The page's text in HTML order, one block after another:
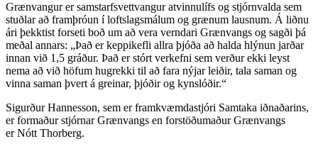
Grænvangur er samstarfsvettvangur atvinnulífs og stjórnvalda sem
stuðlar að framþróun í loftslagsmálum og grænum lausnum. Á liðnu
ári þekktist forseti boð um að vera verndari Grænvangs og sagði þá
meðal annars: „Það er keppikefli allra þjóða að halda hlýnun jarðar
innan við 1,5 gráður. Það er stórt verkefni sem verður ekki leyst
nema að við höfum hugrekki til að fara nýjar leiðir, tala saman og
vinna saman þvert á greinar, þjóðir og kynslóðir.“​​​​‌ ‍ ​‍​‍‌‍ ‌ ​‍‌‍‍‌‌‍‌ ‌‍‍‌‌‍ ‍​‍​‍​ ‍‍​‍​‍‌ ​ ‌‍​‌‌‍ ‍‌‍‍‌‌ ‌​‌ ‍‌​‍ ‍‌‍‍‌‌‍ ​‍​‍​‍ ​​‍​‍‌‍‍​‌ ​‍‌‍‌‌‌‍‌‍​‍​‍​ ‍‍​‍​‍‌‍‍​‌ ‌​‌ ‌​‌ ​​‌ ​ ​‍ ​‍ ‌‍‌‍‌‍ ‌ ​‍‌ ​ ‌‍‌‌‌ ‌​‌‍‍‌​‍ ‌‌‍‍‌‌ ​ ‌‍ ​‌‍​‌‌‍ ‍‌‍‌​‌ ​ ​‍ ‍‌ ‌‍‌‍‌‌‌ ​‍‌‍​ ‌‍‌‌‌‍ ​​‍ ‍‌‍​‌‌ ​​‌ ​​​‍ ‌ ​ ‌ ‌​‌ ‌‌‌‍‌​‌‍‍‌‌‍ ​‍ ‌‍‍‌‌‍ ‍‌ ‌​‌‍‌‌‌‍ ‍‌ ‌​​‍ ‌‍‌‌‌‍‌​‌‍‍‌‌ ‌​​‍ ‌‍ ‌‌‍ ‌‍‌​‌‍‌‌​ ‌‌ ​​‌ ​‍‌‍‌‌‌ ​ ‌‍‌‌‌‍ ‍‌ ‌​‌‍​‌‌ ‌​‌‍‍‌‌‍ ‌‍ ‍​ ‍ ‌‍‍‌‌‍‌​​ ‌​ ‌​​ ​​‌‍‌ ‌​‌‍‌​‍‍‌​‍‌‌​‌​‌ ​ ‌‍​ ‌‍ ‍‌‍‌‍‌‌‍‌‌​‌‌‌​‌‍‌‌‌​‌​‍‍‌‌​‌‌‌‌‌‌​‍‌‌​‌​‌‌‌‍‌‌‌‌​ ‍ ‌ ‌​‌ ‍‌‌ ​​‌‍‌‌​ ‌‌‍ ‍‌‍‌‌‌ ‌ ‌ ​ ​ ‍ ‌ ​​‌‍​‌‌ ‌​‌‍‍​​ ‌‌ ​​‌‍​‌‌‍‌ ‌‍‌‌‌​​‍‌ ‌‌‌‍‍‌‌‍ ​‌‍‌​‌‍‌‌‌ ​‍​‍‌‌​ ‌‌‌​​‍‌‌ ‌‍‍ ‌‍‌‌‌ ‍‌​‍‌‌​ ​ ‌​‌​​‍‌‌​ ​ ‌​‌​​‍‌‌​ ​‍​ ​‍‌ ​‍‌‍‍‌‌‍​ ‌‍‍​‌ ‌​‌‍‌‌‌ ‍​‌ ‌​​‍ ‌​ ​‍​ ‍​‌‍‌‌‌‍ ‌‍​ ​ ‌ ​ ​‍​ ‌​‌ ‌​​‍‌‌​ ​‍​ ​‍​‍‌‌​ ‌‌‌​‌​​‍ ‍‌‍​ ‌‍ ‌‍ ‍‌ ‌​‌‍‌‌‌‍ ‍‌ ‌​​‍‌‌​ ‌‌‌​​‍‌‌ ‌‍‍ ‌‍‌‌‌ ‍‌​‍‌‌​ ​ ‌​‌​​‍‌‌​ ​ ‌​‌​​‍‌‌​ ​‍​ ​‍‌‍‌‌​ ‌ ​ ‌‍‌‍‌‌‌‍​‌‌‍‌‌‌‍​ ​ ​ ‌‍‌​‌‍​ ​ ​‌‌‍‌‌​‍‌‌​ ​‍​ ​‍​‍‌‌​ ‌‌‌​‌​​‍ ‍‌‍​ ‌‍‍​‌‍‍‌‌‍ ​‌‍‌​‌ ​‍‌‍‌‌‌‍ ‍​‍‌‌​ ‌‌‌​​‍‌‌ ‌‍‍ ‌‍‌‌‌ ‍‌​‍‌‌​ ​ ‌​‌​​‍‌‌​ ​ ‌​‌​​‍‌‌​ ​‍​ ​‍‌‍​‌​ ​‍​ ​‌‌‍​‌‌‍‌​​ ‌​​ ‌​‌‍​‌​ ​‍‌‍​‌‌‍‌‌‌‍‌​​‍‌‌​ ​‍​ ​‍​‍‌‌​ ‌‌‌​‌​​‍ ‍‌ ‌​‌‍‌‌‌ ‍​‌ ‌​​ ‌‍​‍‌‍​‌‌ ​ ‌‍‌‌‌‌‌‌‌ ​‍‌‍ ​​ ‌‌‍‍​‌ ‌​‌ ‌​‌ ​​‌ ​ ​‍‌‌​ ​‍‌​‌‍​‍‌‌​ ​‍‌​‌‍‌‍‌‍‌‍ ‌ ​‍‌ ​ ‌‍‌‌‌ ‌​‌‍‍‌​‍ ‌‌‍‍‌‌ ​ ‌‍ ​‌‍​‌‌‍ ‍‌‍‌​‌ ​ ​‍ ‍‌ ‌‍‌‍‌‌‌ ​‍‌‍​ ‌‍‌‌‌‍ ​​‍ ‍‌‍​‌‌ ​​‌ ​​​‍‌‌​ ​‍‌​‌‍‌ ​ ‌ ‌​‌ ‌‌‌‍‌​‌‍‍‌‌‍ ​‍‌‍‌‍‍‌‌‍‌​​ ‌​ ‌​​ ​​‌‍‌ ‌​‌‍‌​‍‍‌​‍‌‌​‌​‌ ​ ‌‍​ ‌‍ ‍‌‍‌‍‌‌‍‌‌​‌‌‌​‌‍‌‌‌​‌​‍‍‌‌​‌‌‌‌‌‌​‍‌‌​‌​‌‌‌‍‌‌‌‌​‍‌‍‌ ‌​‌ ‍‌‌ ​​‌‍‌‌​ ‌‌‍ ‍‌‍‌‌‌ ‌ ‌ ​ ​‍‌‍‌ ​​‌‍​‌‌ ‌​‌‍‍​​ ‌‌ ​​‌‍​‌‌‍‌ ‌‍‌‌‌​​‍‌ ‌‌‌‍‍‌‌‍ ​‌‍‌​‌‍‌‌‌ ​‍​‍‌‌​ ‌‌‌​​‍‌‌ ‌‍‍ ‌‍‌‌‌ ‍‌​‍‌‌​ ​ ‌​‌​​‍‌‌​ ​ ‌​‌​​‍‌‌​ ​‍​ ​‍‌ ​‍‌‍‍‌‌‍​ ‌‍‍​‌ ‌​‌‍‌‌‌ ‍​‌ ‌​​‍ ‌​ ​‍​ ‍​‌‍‌‌‌‍ ‌‍​ ​ ‌ ​ ​‍​ ‌​‌ ‌​​‍‌‌​ ​‍​ ​‍​‍‌‌​ ‌‌‌​‌​​‍ ‍‌‍​ ‌‍ ‌‍ ‍‌ ‌​‌‍‌‌‌‍ ‍‌ ‌​​‍‌‌​ ‌‌‌​​‍‌‌ ‌‍‍ ‌‍‌‌‌ ‍‌​‍‌‌​ ​ ‌​‌​​‍‌‌​ ​ ‌​‌​​‍‌‌​ ​‍​ ​‍‌‍‌‌​ ‌ ​ ‌‍‌‍‌‌‌‍​‌‌‍‌‌‌‍​ ​ ​ ‌‍‌​‌‍​ ​ ​‌‌‍‌‌​‍‌‌​ ​‍​ ​‍​‍‌‌​ ‌‌‌​‌​​‍ ‍‌‍​ ‌‍‍​‌‍‍‌‌‍ ​‌‍‌​‌ ​‍‌‍‌‌‌‍ ‍​‍‌‌​ ‌‌‌​​‍‌‌ ‌‍‍ ‌‍‌‌‌ ‍‌​‍‌‌​ ​ ‌​‌​​‍‌‌​ ​ ‌​‌​​‍‌‌​ ​‍​ ​‍‌‍​‌​ ​‍​ ​‌‌‍​‌‌‍‌​​ ‌​​ ‌​‌‍​‌​ ​‍‌‍​‌‌‍‌‌‌‍‌​​‍‌‌​ ​‍​ ​‍​‍‌‌​ ‌‌‌​‌​​‍ ‍‌ ‌​‌‍‌‌‌ ‍​‌ ‌​​‍‌‍‌ ​​‌‍‌‌‌ ​‍‌ ​ ‌ ​​‌‍‌‌‌‍​ ‌ ‌​‌‍‍‌‌ ‌‍‌‍‌‌​ ‌‌ ​​‌ ‌‌‌‍​‍‌‍ ​‌‍‍‌‌ ​ ‌‍‍​‌‍‌‌‌‍‌​​‍​‍‌ ‌
Sigurður Hannesson, sem er framkvæmdastjóri Samtaka iðnaðarins,
er formaður stjórnar Grænvangs en forstöðumaður Grænvangs
er Nótt Thorberg.​​​​‌ ‍ ​‍​‍‌‍ ‌ ​‍‌‍‍‌‌‍‌ ‌‍‍‌‌‍ ‍​‍​‍​ ‍‍​‍​‍‌ ​ ‌‍​‌‌‍ ‍‌‍‍‌‌ ‌​‌ ‍‌​‍ ‍‌‍‍‌‌‍ ​‍​‍​‍ ​​‍​‍‌‍‍​‌ ​‍‌‍‌‌‌‍‌‍​‍​‍​ ‍‍​‍​‍‌‍‍​‌ ‌​‌ ‌​‌ ​​‌ ​ ​‍ ​‍ ‌‍‌‍‌‍ ‌ ​‍‌ ​ ‌‍‌‌‌ ‌​‌‍‍‌​‍ ‌‌‍‍‌‌ ​ ‌‍ ​‌‍​‌‌‍ ‍‌‍‌​‌ ​ ​‍ ‍‌ ‌‍‌‍‌‌‌ ​‍‌‍​ ‌‍‌‌‌‍ ​​‍ ‍‌‍​‌‌ ​​‌ ​​​‍ ‌ ​ ‌ ‌​‌ ‌‌‌‍‌​‌‍‍‌‌‍ ​‍ ‌‍‍‌‌‍ ‍‌ ‌​‌‍‌‌‌‍ ‍‌ ‌​​‍ ‌‍‌‌‌‍‌​‌‍‍‌‌ ‌​​‍ ‌‍ ‌‌‍ ‌‍‌​‌‍‌‌​ ‌‌ ​​‌ ​‍‌‍‌‌‌ ​ ‌‍‌‌‌‍ ‍‌ ‌​‌‍​‌‌ ‌​‌‍‍‌‌‍ ‌‍ ‍​ ‍ ‌‍‍‌‌‍‌​​ ‌​ ‌​​ ​​‌‍‌ ‌​‌‍‌​‍‍‌​‍‌‌​‌​‌ ​ ‌‍​ ‌‍ ‍‌‍‌‍‌‌‍‌‌​‌‌‌​‌‍‌‌‌​‌​‍‍‌‌​‌‌‌‌‌‌​‍‌‌​‌​‌‌‌‍‌‌‌‌​ ‍ ‌ ‌​‌ ‍‌‌ ​​‌‍‌‌​ ‌‌‍ ‍‌‍‌‌‌ ‌ ‌ ​ ​ ‍ ‌ ​​‌‍​‌‌ ‌​‌‍‍​​ ‌‌ ​​‌‍​‌‌‍‌ ‌‍‌‌‌​​‍‌ ‌‌‌‍‍‌‌‍ ​‌‍‌​‌‍‌‌‌ ​‍​‍‌‌​ ‌‌‌​​‍‌‌ ‌‍‍ ‌‍‌‌‌ ‍‌​‍‌‌​ ​ ‌​‌​​‍‌‌​ ​ ‌​‌​​‍‌‌​ ​‍​ ​‍‌ ​‍‌‍‍‌‌‍​ ‌‍‍​‌ ‌​‌‍‌‌‌ ‍​‌ ‌​​‍ ‌​ ​‍​ ‍​‌‍‌‌‌‍ ‌‍​ ​ ‌ ​ ​‍​ ‌​‌ ‌​​‍‌‌​ ​‍​ ​‍​‍‌‌​ ‌‌‌​‌​​‍ ‍‌‍​ ‌‍ ‌‍ ‍‌ ‌​‌‍‌‌‌‍ ‍‌ ‌​​‍‌‌​ ‌‌‌​​‍‌‌ ‌‍‍ ‌‍‌‌‌ ‍‌​‍‌‌​ ​ ‌​‌​​‍‌‌​ ​ ‌​‌​​‍‌‌​ ​‍​ ​‍​ ​‍‌‍‌‍​ ‌​‌‍‌‍​ ​ ​ ‍​‌‍​ ​ ​‌​ ‌‌​ ​​‌‍​ ​ ‍‌​‍‌‌​ ​‍​ ​‍​‍‌‌​ ‌‌‌​‌​​‍ ‍‌‍​ ‌‍‍​‌‍‍‌‌‍ ​‌‍‌​‌ ​‍‌‍‌‌‌‍ ‍​‍‌‌​ ‌‌‌​​‍‌‌ ‌‍‍ ‌‍‌‌‌ ‍‌​‍‌‌​ ​ ‌​‌​​‍‌‌​ ​ ‌​‌​​‍‌‌​ ​‍​ ​‍‌‍​‍‌‍‌‌​ ‌‍​ ​‍​ ‍​​ ​‍​ ​ ​ ‌ ‌‍​ ‌‍‌​‌‍‌‍​ ​‌​‍‌‌​ ​‍​ ​‍​‍‌‌​ ‌‌‌​‌​​‍ ‍‌ ‌​‌‍‌‌‌ ‍​‌ ‌​​ ‌‍​‍‌‍​‌‌ ​ ‌‍‌‌‌‌‌‌‌ ​‍‌‍ ​​ ‌‌‍‍​‌ ‌​‌ ‌​‌ ​​‌ ​ ​‍‌‌​ ​‍‌​‌‍​‍‌‌​ ​‍‌​‌‍‌‍‌‍‌‍ ‌ ​‍‌ ​ ‌‍‌‌‌ ‌​‌‍‍‌​‍ ‌‌‍‍‌‌ ​ ‌‍ ​‌‍​‌‌‍ ‍‌‍‌​‌ ​ ​‍ ‍‌ ‌‍‌‍‌‌‌ ​‍‌‍​ ‌‍‌‌‌‍ ​​‍ ‍‌‍​‌‌ ​​‌ ​​​‍‌‌​ ​‍‌​‌‍‌ ​ ‌ ‌​‌ ‌‌‌‍‌​‌‍‍‌‌‍ ​‍‌‍‌‍‍‌‌‍‌​​ ‌​ ‌​​ ​​‌‍‌ ‌​‌‍‌​‍‍‌​‍‌‌​‌​‌ ​ ‌‍​ ‌‍ ‍‌‍‌‍‌‌‍‌‌​‌‌‌​‌‍‌‌‌​‌​‍‍‌‌​‌‌‌‌‌‌​‍‌‌​‌​‌‌‌‍‌‌‌‌​‍‌‍‌ ‌​‌ ‍‌‌ ​​‌‍‌‌​ ‌‌‍ ‍‌‍‌‌‌ ‌ ‌ ​ ​‍‌‍‌ ​​‌‍​‌‌ ‌​‌‍‍​​ ‌‌ ​​‌‍​‌‌‍‌ ‌‍‌‌‌​​‍‌ ‌‌‌‍‍‌‌‍ ​‌‍‌​‌‍‌‌‌ ​‍​‍‌‌​ ‌‌‌​​‍‌‌ ‌‍‍ ‌‍‌‌‌ ‍‌​‍‌‌​ ​ ‌​‌​​‍‌‌​ ​ ‌​‌​​‍‌‌​ ​‍​ ​‍‌ ​‍‌‍‍‌‌‍​ ‌‍‍​‌ ‌​‌‍‌‌‌ ‍​‌ ‌​​‍ ‌​ ​‍​ ‍​‌‍‌‌‌‍ ‌‍​ ​ ‌ ​ ​‍​ ‌​‌ ‌​​‍‌‌​ ​‍​ ​‍​‍‌‌​ ‌‌‌​‌​​‍ ‍‌‍​ ‌‍ ‌‍ ‍‌ ‌​‌‍‌‌‌‍ ‍‌ ‌​​‍‌‌​ ‌‌‌​​‍‌‌ ‌‍‍ ‌‍‌‌‌ ‍‌​‍‌‌​ ​ ‌​‌​​‍‌‌​ ​ ‌​‌​​‍‌‌​ ​‍​ ​‍​ ​‍‌‍‌‍​ ‌​‌‍‌‍​ ​ ​ ‍​‌‍​ ​ ​‌​ ‌‌​ ​​‌‍​ ​ ‍‌​‍‌‌​ ​‍​ ​‍​‍‌‌​ ‌‌‌​‌​​‍ ‍‌‍​ ‌‍‍​‌‍‍‌‌‍ ​‌‍‌​‌ ​‍‌‍‌‌‌‍ ‍​‍‌‌​ ‌‌‌​​‍‌‌ ‌‍‍ ‌‍‌‌‌ ‍‌​‍‌‌​ ​ ‌​‌​​‍‌‌​ ​ ‌​‌​​‍‌‌​ ​‍​ ​‍‌‍​‍‌‍‌‌​ ‌‍​ ​‍​ ‍​​ ​‍​ ​ ​ ‌ ‌‍​ ‌‍‌​‌‍‌‍​ ​‌​‍‌‌​ ​‍​ ​‍​‍‌‌​ ‌‌‌​‌​​‍ ‍‌ ‌​‌‍‌‌‌ ‍​‌ ‌​​‍‌‍‌ ​​‌‍‌‌‌ ​‍‌ ​ ‌ ​​‌‍‌‌‌‍​ ‌ ‌​‌‍‍‌‌ ‌‍‌‍‌‌​ ‌‌ ​​‌ ‌‌‌‍​‍‌‍ ​‌‍‍‌‌ ​ ‌‍‍​‌‍‌‌‌‍‌​​‍​‍‌ ‌